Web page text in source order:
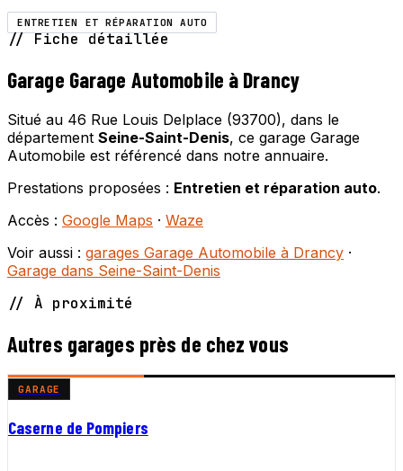
ENTRETIEN ET RÉPARATION AUTO
// Fiche détaillée
Garage Garage Automobile à Drancy
Situé au 46 Rue Louis Delplace (93700), dans le
département Seine-Saint-Denis, ce garage Garage
Automobile est référencé dans notre annuaire.
Prestations proposées : Entretien et réparation auto.
Accès : Google Maps · Waze
Voir aussi : garages Garage Automobile à Drancy ·
Garage dans Seine-Saint-Denis
// À proximité
Autres garages près de chez vous
GARAGE
Caserne de Pompiers